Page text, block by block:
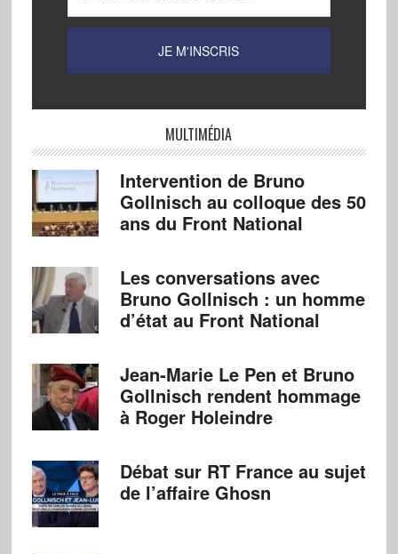
MULTIMÉDIA
Intervention de Bruno
Gollnisch au colloque des 50
ans du Front National
Les conversations avec
Bruno Gollnisch : un homme
d’état au Front National
Jean-Marie Le Pen et Bruno
Gollnisch rendent hommage
à Roger Holeindre
Débat sur RT France au sujet
de l’affaire Ghosn